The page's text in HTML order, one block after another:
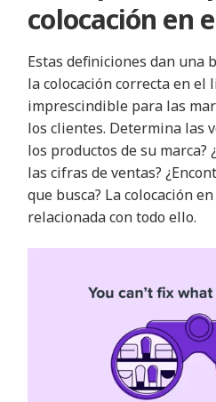
colocación en
Estas definiciones dan una
la colocación correcta en el
imprescindible para las
los clientes. Determina las
los productos de su
las cifras de ventas?
que busca? La colocación
relacionada con todo ello.